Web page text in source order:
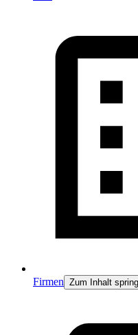
Firmen Zum Inhalt